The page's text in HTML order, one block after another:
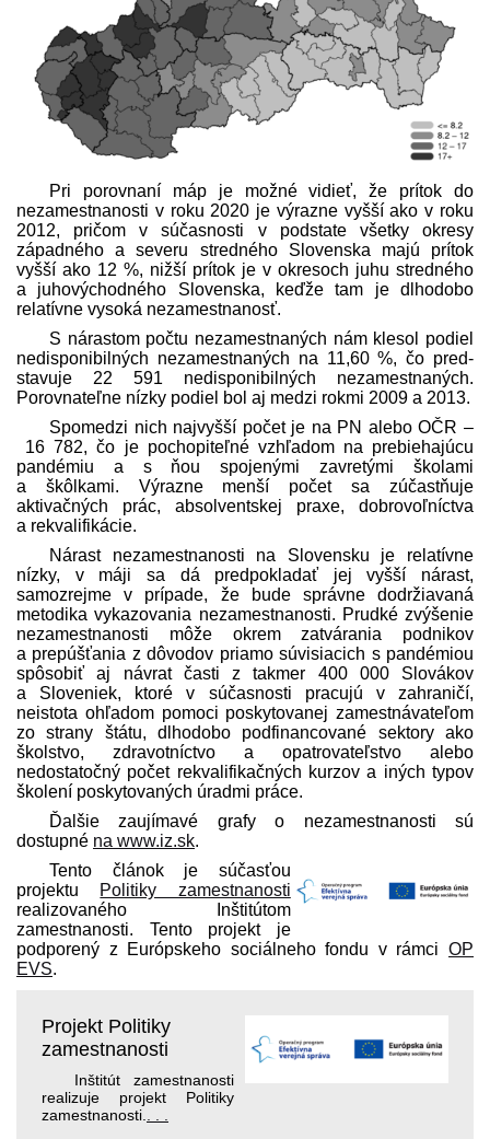
Pri porovnaní máp je možné vidieť, že prítok do
nezamestnanosti v roku 2020 je výrazne vyšší ako v roku
2012, pričom v súčasnosti v podstate všetky okresy
západného a severu stredného Slovenska majú prítok
vyšší ako 12 %, nižší prítok je v okresoch juhu stredného
a juhovýchodného Slovenska, keďže tam je dlhodobo
relatívne vysoká nezamestnanosť.
S nárastom počtu nezamestnaných nám klesol podiel
nedisponibilných nezamestnaných na 11,60 %, čo pred­
stavuje 22 591 nedisponibilných nezamestnaných.
Porovnateľne nízky podiel bol aj medzi rokmi 2009 a 2013.
Spomedzi nich najvyšší počet je na PN alebo OČR –
16 782, čo je pochopiteľné vzhľadom na prebiehajúcu
pandémiu a s ňou spojenými zavretými školami
a škôlkami. Výrazne menší počet sa zúčastňuje
aktivačných prác, absolventskej praxe, dobrovoľníctva
a rekvalifikácie.
Nárast nezamestnanosti na Slovensku je relatívne
nízky, v máji sa dá pred­pokladať jej vyšší nárast,
samozrejme v prípade, že bude správne dodržiavaná
metodika vykazovania nezamestnanosti. Prudké zvýšenie
nezamestnanosti môže okrem zatvárania podnikov
a prepúšťania z dôvodov priamo súvisiacich s pandémiou
spôsobiť aj návrat časti z takmer 400 000 Slovákov
a Sloveniek, ktoré v súčasnosti pracujú v zahraničí,
neistota ohľadom pomoci poskytovanej zamest­návateľom
zo strany štátu, dlhodobo podfinancované sektory ako
školstvo, zdravotníctvo a opatrovateľstvo alebo
nedostatočný počet rekvalifikačných kurzov a iných typov
školení poskytovaných úradmi práce.
Ďalšie zaujímavé grafy o nezamestnanosti sú
dostupné na www.iz.sk.
Tento článok je súčasťou
projektu Politiky zamestnanosti
realizovaného Inštitútom
zamestnanosti. Tento projekt je
podporený z Európskeho sociálneho fondu v rámci OP
EVS.
Projekt Politiky
zamestnanosti
Inštitút zamestnanosti
realizuje projekt Politiky
zamestnanosti.